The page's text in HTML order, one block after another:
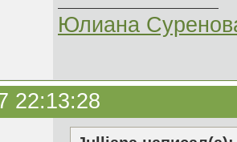
Юлиана
22:13:28